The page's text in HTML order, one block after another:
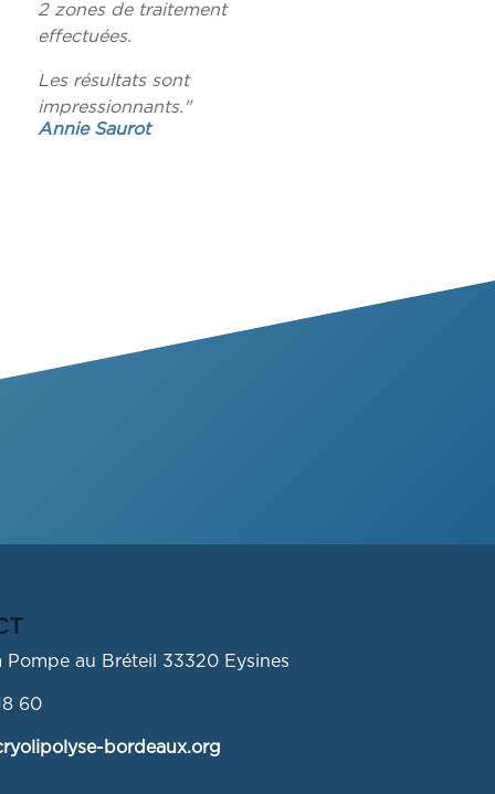
2 zones de traitement
effectuées.
Les résultats sont
impressionnants."
Annie Saurot
Pompe au Bréteil 33320 Eysines
60
bordeaux.org